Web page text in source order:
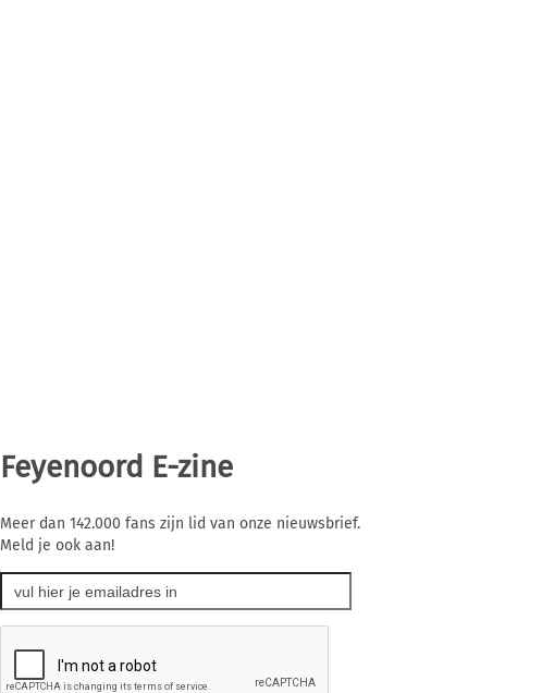
Feyenoord E-zine
Meer dan 142.000 fans zijn lid van onze nieuwsbrief.
Meld je ook aan!